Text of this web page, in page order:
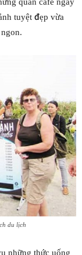
tuyệt đẹp vừa
du lịch
những thức uống